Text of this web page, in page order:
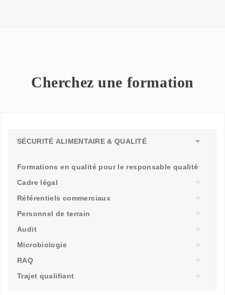
Cherchez une formation
SÉCURITÉ ALIMENTAIRE & QUALITÉ
Formations en qualité pour le responsable qualité
Cadre légal
Référentiels commerciaux
Personnel de terrain
Audit
Microbiologie
RAQ
Trajet qualifiant